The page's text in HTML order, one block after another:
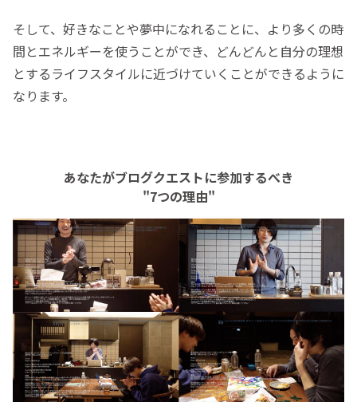
そして、好きなことや夢中になれることに、より多くの時
間とエネルギーを使うことができ、どんどんと自分の理想
とするライフスタイルに近づけていくことができるように
なります。
あなたがブログクエストに参加するべき
"7つの理由"